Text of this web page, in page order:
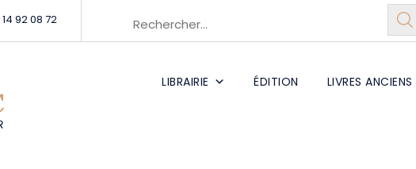
92 08 72
LIBRAIRIE ÉDITION LIVRES ANCIENS